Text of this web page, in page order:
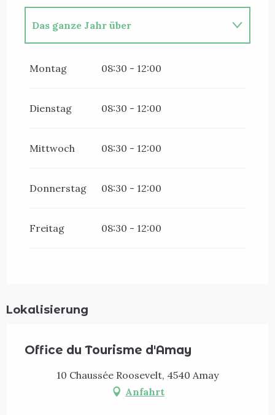
Das ganze Jahr über
Montag 08:30 - 12:00
Dienstag 08:30 - 12:00
Mittwoch 08:30 - 12:00
Donnerstag 08:30 - 12:00
Freitag 08:30 - 12:00
Lokalisierung
Office du Tourisme d'Amay
10 Chaussée Roosevelt, 4540 Amay
Anfahrt